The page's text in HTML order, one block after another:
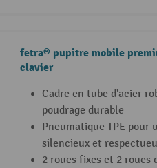
fetra® pupitre mobile
clavier
Cadre en tube d'acier
poudrage durable
Pneumatique TPE pour
silencieux et
2 roues fixes et 2 roues